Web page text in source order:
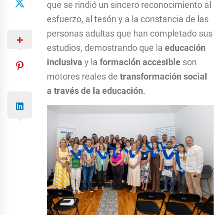
que se rindió un sincero reconocimiento al
esfuerzo, al tesón y a la constancia de las
personas adultas que han completado sus
estudios, demostrando que la educación
inclusiva y la formación accesible son
motores reales de transformación social
a través de la educación.